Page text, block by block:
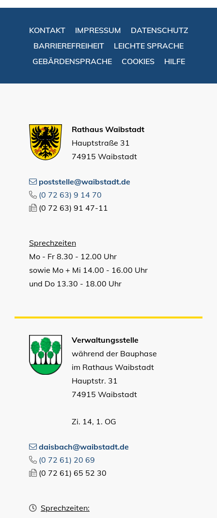
KONTAKT IMPRESSUM
DATENSCHUTZ
BARRIEREFREIHEIT
LEICHTE SPRACHE
GEBÄRDENSPRACHE
COOKIES HILFE
Rathaus Waibstadt
Hauptstraße 31
74915 Waibstadt
poststelle@waibstadt.de
(0 72 63) 9 14 70
(0 72 63) 91 47-11
Sprechzeiten
Mo - Fr 8.30 - 12.00 Uhr
sowie Mo + Mi 14.00 - 16.00 Uhr
und Do 13.30 - 18.00 Uhr
Verwaltungsstelle
während der Bauphase
im Rathaus Waibstadt
Hauptstr. 31
74915 Waibstadt
Zi. 14, 1. OG
daisbach@waibstadt.de
(0 72 61) 20 69
(0 72 61) 65 52 30
Sprechzeiten: